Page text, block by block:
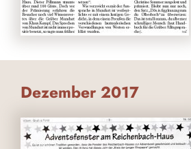
Dezember 2017